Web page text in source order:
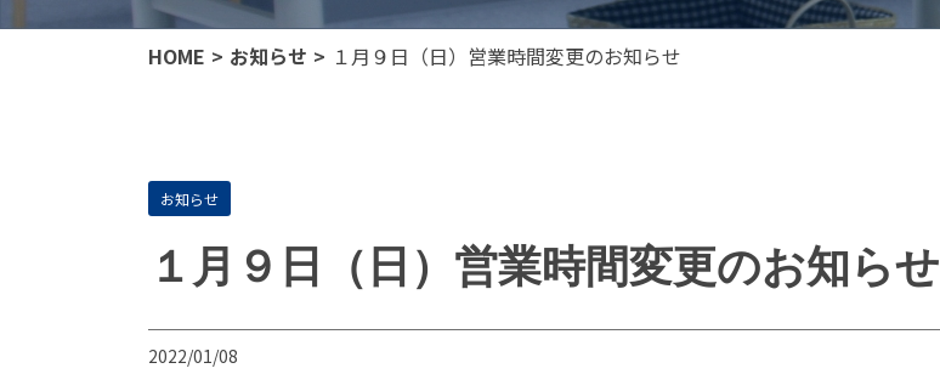
HOME お知らせ １月９日（日）営業時間変更のお知らせ
お知らせ
１月９日（日）営業時間変更のお知らせ
2022/01/08